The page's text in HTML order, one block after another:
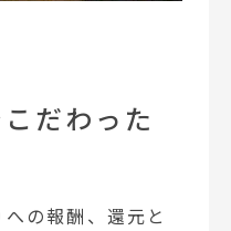
だわった
の報酬、還元と